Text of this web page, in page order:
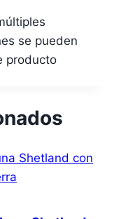
se pueden
producto